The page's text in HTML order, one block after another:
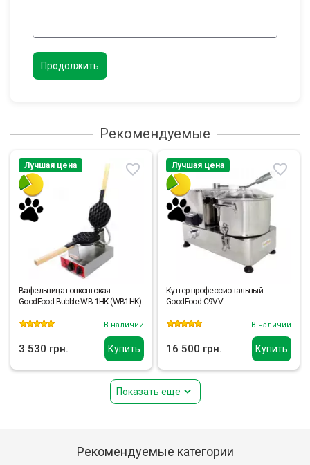
Продолжить
Рекомендуемые
Купить
Лучшая цена
Вафельница гонконгская
GoodFood Bubble WB-1HK (WB1HK)
В наличии
3 530 грн. Купить
Лучшая цена
Куттер профессиональный
GoodFood C9VV
В наличии
16 500 грн.
Показать еще
Рекомендуемые категории